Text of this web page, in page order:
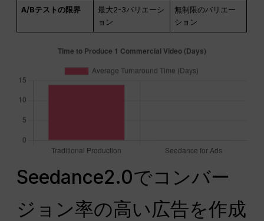
A/Bテストの限界
最大2-3バリエーシ
ョン
無制限のバリエー
ション
Seedance2.0でコンバー
ジョン率の高い広告を作成